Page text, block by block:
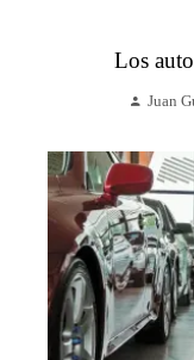
Los
Juan